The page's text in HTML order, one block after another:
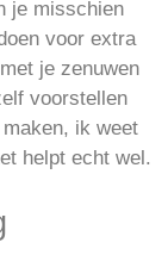
je misschien
voor extra
je zenuwen
voorstellen
ik weet
helpt echt wel.